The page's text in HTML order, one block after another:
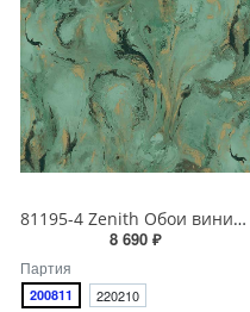
81195-4 Zenith Обои виниловые на бумажной основе 1.06*15.5
8 690 ₽
Партия
200811 220210